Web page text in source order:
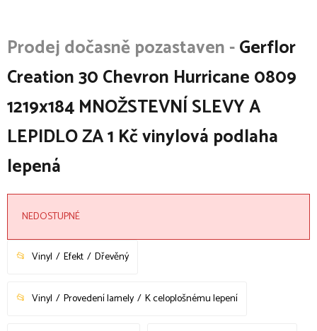
Gerflor
Creation 30 Chevron Hurricane 0809
1219x184 MNOŽSTEVNÍ SLEVY A
LEPIDLO ZA 1 Kč vinylová podlaha
lepená
NEDOSTUPNÉ
Vinyl Efekt Dřevěný
Vinyl Provedení lamely K celoplošnému lepení